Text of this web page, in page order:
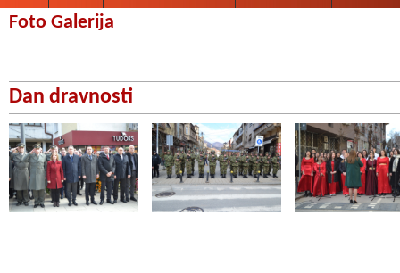
Foto Galerija
Dan dravnosti